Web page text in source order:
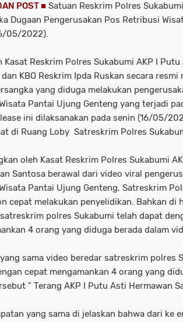
POST ■ Satuan Reskrim Polres
Dugaan Pengerusakan Pos Retribusi
05/2022).
Kasat Reskrim Polres Sukabumi AKP I
KBO Reskrim Ipda Ruskan secara resmi
yang diduga melakukan
Pantai Ujung Genteng yang terjadi
ini dilaksanakan pada senin (16/05/
di Ruang Loby Satreskrim Polres
oleh Kasat Reskrim Polres Sukabumi
Santosa berawal dari video viral
Pantai Ujung Genteng, Satreskrim
cepat melakukan penyelidikan. Bahkan di
polres Sukabumi telah dapat
4 orang yang diduga berada dalam
sama video beredar satreskrim polres
cepat mengamankan 4 orang yang
" Terang AKP I Putu Asti Hermawan
yang sama di jelaskan bahwa dari ke